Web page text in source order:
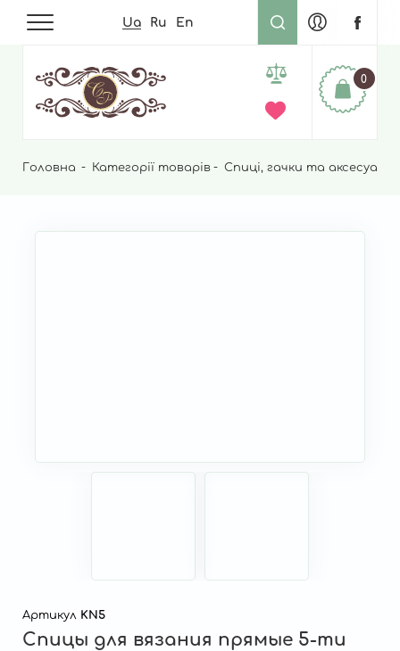
Ua Ru En
0
Рядок
Головна Категорії товарів Спиці, гачки та аксесуари
Артикул KN5
Спицы для вязания прямые 5-ти